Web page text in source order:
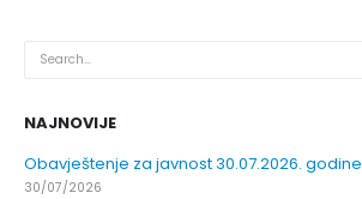
NAJNOVIJE
Obavještenje za javnost 30.07.2026. godine
30/07/2026